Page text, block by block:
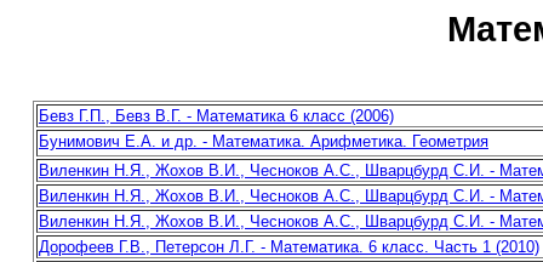
Бевз Г.П., Бевз В.Г. - Математика 6 класс (2006)
Бунимович Е.А. и др. - Математика. Арифметика. Геометрия
Виленкин Н.Я., Жохов В.И., Чесноков А.С., Шварцбурд С.И. -
Виленкин Н.Я., Жохов В.И., Чесноков А.С., Шварцбурд С.И. -
Виленкин Н.Я., Жохов В.И., Чесноков А.С., Шварцбурд С.И. -
Дорофеев Г.В., Петерсон Л.Г. - Математика. 6 класс. Часть 1 (2010)